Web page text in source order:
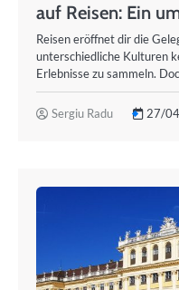
auf Reisen: Ein
Reisen eröffnet dir die
unterschiedliche Kulturen
Erlebnisse zu sammeln.
Sergiu Radu 27/